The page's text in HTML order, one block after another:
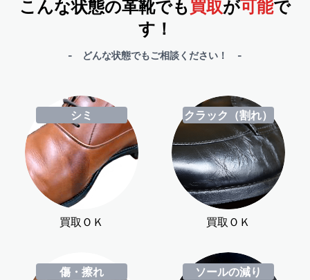
こんな状態の革靴でも買取が可能で
す！
- どんな状態でもご相談ください！ -
シミ
買取ＯＫ
クラック（割れ）
買取ＯＫ
傷・擦れ ソールの減り